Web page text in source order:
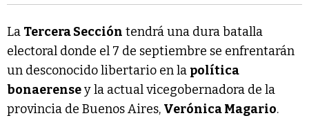
La Tercera Sección tendrá una dura batalla
electoral donde el 7 de septiembre se enfrentarán
un desconocido libertario en la política
bonaerensey la actual vicegobernadora de la
provincia de Buenos Aires, Verónica Magario.